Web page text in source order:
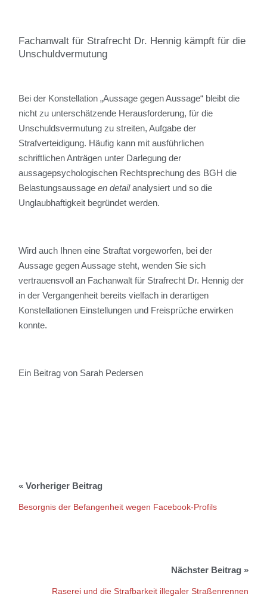
Fachanwalt für Strafrecht Dr. Hennig kämpft für die
Unschuldvermutung
Bei der Konstellation „Aussage gegen Aussage“ bleibt die
nicht zu unterschätzende Herausforderung, für die
Unschuldsvermutung zu streiten, Aufgabe der
Strafverteidigung. Häufig kann mit ausführlichen
schriftlichen Anträgen unter Darlegung der
aussagepsychologischen Rechtsprechung des BGH die
Belastungsaussageen detailanalysiert und so die
Unglaubhaftigkeit begründet werden.
Wird auch Ihnen eine Straftat vorgeworfen, bei der
Aussage gegen Aussage steht, wenden Sie sich
vertrauensvoll an Fachanwalt für Strafrecht Dr. Hennig der
in der Vergangenheit bereits vielfach in derartigen
Konstellationen Einstellungen und Freisprüche erwirken
konnte.
Ein Beitrag von Sarah Pedersen
Besorgnis der Befangenheit wegen Facebook-Profils
Raserei und die Strafbarkeit illegaler Straßenrennen